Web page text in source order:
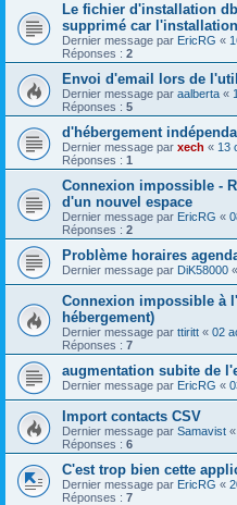
Le fichier d'installation
supprimé car
Dernier message par EricRG «
Réponses : 2
Envoi d'email lors de
Dernier message par aalberta «
Réponses : 5
d'hébergement
Dernier message par xech « 13
Réponses : 1
Connexion impossible -
d'un nouvel espace
Dernier message par EricRG «
Réponses : 2
Problème horaires
Dernier message par DiK58000 «
Connexion impossible à
hébergement)
Dernier message par ttiritt « 02
Réponses : 7
augmentation subite de
Dernier message par EricRG «
Import contacts CSV
Dernier message par Samavist «
Réponses : 6
C'est trop bien cette
Dernier message par EricRG «
Réponses : 7